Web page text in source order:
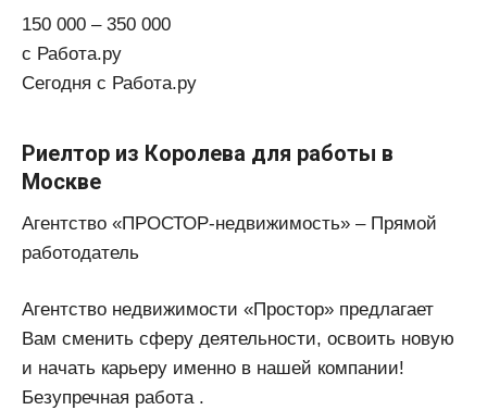
150 000 – 350 000
с Работа.ру
Сегодня с Работа.ру
Риелтор из Королева для работы в
Москве
Агентство «ПРОСТОР-недвижимость» – Прямой
работодатель
Агентство недвижимости «Простор» предлагает
Вам сменить сферу деятельности, освоить новую
и начать карьеру именно в нашей компании!
Безупречная работа .